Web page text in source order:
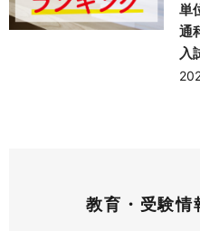
単
通
入
教育・受験情